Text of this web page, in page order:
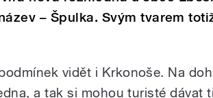
– Špulka. Svým tvarem
vidět i Krkonoše. Na
a tak si mohou turisté dávat